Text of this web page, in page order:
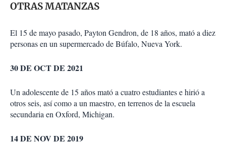
OTRAS MATANZAS
El 15 de mayo pasado, Payton Gendron, de 18 años, mató a diez
personas en un supermercado de Búfalo, Nueva York.
30 DE OCT DE 2021
Un adolescente de 15 años mató a cuatro estudiantes e hirió a
otros seis, así como a un maestro, en terrenos de la escuela
secundaria en Oxford, Michigan.
14 DE NOV DE 2019